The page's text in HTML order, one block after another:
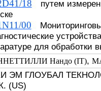
18 путем
00
для обработки
Нандо (IT),
ЭМ ГЛОУБАЛ
(US)